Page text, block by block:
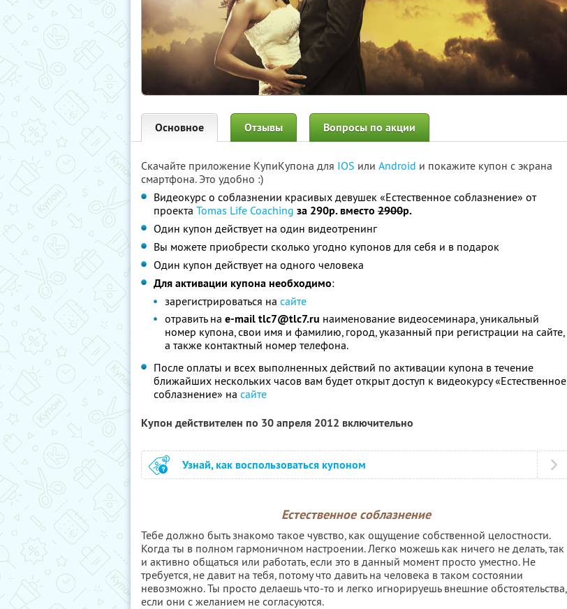
Основное Отзывы Вопросы по акции
Скачайте приложение КупиКупона для IOS или Android и покажите купон с экрана
смартфона. Это удобно :)
Видеокурс о соблазнении красивых девушек «Естественное соблазнение» от
проекта Tomas Life Coaching за 290р. вместо 2900р.
Один купон действует на один видеотренинг
Вы можете приобрести сколько угодно купонов для себя и в подарок
Один купон действует на одного человека
Для активации купона необходимо:
зарегистрироваться на сайте
отравить на e-mail tlc7@tlc7.ru наименование видеосеминара, уникальный
номер купона, свои имя и фамилию, город, указанный при регистрации на сайте,
а также контактный номер телефона.
После оплаты и всех выполненных действий по активации купона в течение
ближайших нескольких часов вам будет открыт доступ к видеокурсу «Естественное
соблазнение» на сайте
Купон действителен по 30 апреля 2012 включительно
Узнай, как воспользоваться купоном
Естественное соблазнение
Тебе должно быть знакомо такое чувство, как ощущение собственной целостности.
Когда ты в полном гармоничном настроении. Легко можешь как ничего не делать, так
и активно общаться или работать, если это в данный момент просто уместно. Не
требуется, не давит на тебя, потому что давить на человека в таком состоянии
невозможно. Ты просто делаешь что-то и легко игнорируешь внешние обстоятельства,
если они с желанием не согласуются.